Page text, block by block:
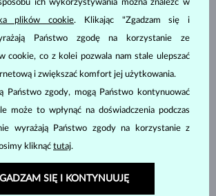
6 380 zł
ŻÓŁTE ZŁOTO
SZMARAGD & DIAMENT
4 380 zł
ich wykorzystywania można znaleźć w
plików cookie. Klikając "Zgadzam się i
Państwo zgodę na korzystanie ze
cookie, co z kolei pozwala nam stale ulepszać
i zwiększać komfort jej użytkowania.
Państwo zgody, mogą Państwo kontynuować
może to wpłynąć na doświadczenia podczas
wyrażają Państwo zgody na korzystanie z
kliknąć tutaj.
SIĘ I KONTYNUUJĘ